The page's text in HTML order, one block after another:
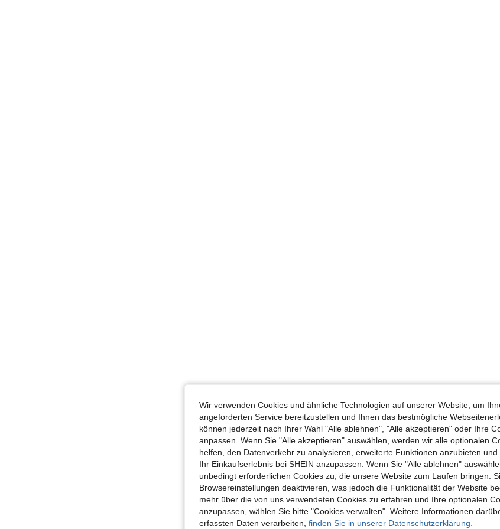
Wir verwenden Cookies und ähnliche Technologien auf unserer Website, um
angeforderten Service bereitzustellen und Ihnen das bestmögliche
können jederzeit nach Ihrer Wahl "Alle ablehnen", "Alle akzeptieren" oder Ihre
anpassen. Wenn Sie "Alle akzeptieren" auswählen, werden wir alle optionalen
helfen, den Datenverkehr zu analysieren, erweiterte Funktionen anzubieten
Ihr Einkaufserlebnis bei SHEIN anzupassen. Wenn Sie "Alle ablehnen"
unbedingt erforderlichen Cookies zu, die unsere Website zum Laufen bringen.
Browsereinstellungen deaktivieren, was jedoch die Funktionalität der Website
mehr über die von uns verwendeten Cookies zu erfahren und Ihre optionalen
anzupassen, wählen Sie bitte "Cookies verwalten". Weitere Informationen
erfassten Daten verarbeiten, finden Sie in unserer Datenschutzerklärung.